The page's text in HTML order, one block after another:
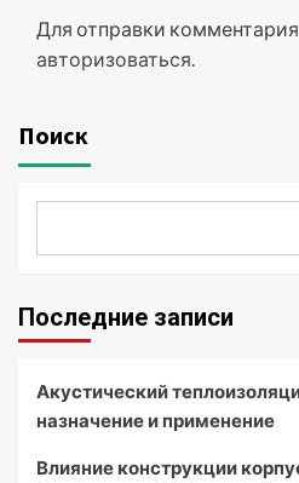
Для отправки
авторизоваться
Поиск
Последние записи
Акустический
назначение и применение
Влияние конструкции